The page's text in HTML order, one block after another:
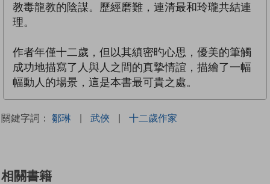
教毒龍教的陰謀。歷經磨難，連清最和玲瓏共結連
理。
作者年僅十二歲，但以其縝密旳心思，優美的筆觸
成功地描寫了人與人之間的真摯情誼，描繪了一幅
幅動人的場景，這是本書最可貴之處。
關鍵字詞： 鄒琳 | 武俠 | 十二歲作家
相關書籍